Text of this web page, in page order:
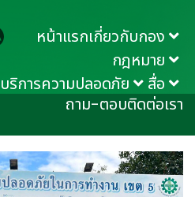
หน้าแรกเกี่ยวกับกอง
กฎหมาย
บริการความปลอดภัย
สื่อ
ถาม-ตอบติดต่อเรา